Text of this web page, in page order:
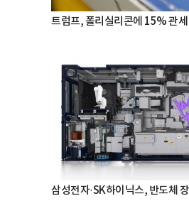
트럼프, 폴리실리콘에 15% 관세
삼성전자·SK하이닉스, 반도체